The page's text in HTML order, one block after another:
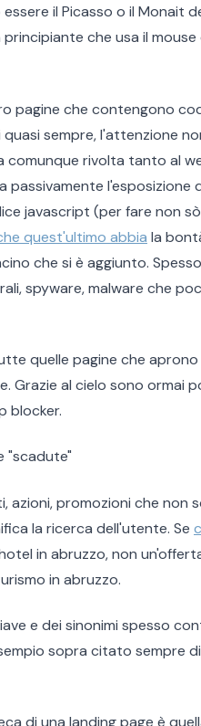
il Picasso o il Monait
che usa il
pagine che contengono
sempre, l'attenzione
comunque rivolta tanto al
passivamente l'esposizione
javascript (per fare non
quest'ultimo abbia la
che si è aggiunto.
spyware, malware che
quelle pagine che
Grazie al cielo sono ormai
blocker.
"scadute"
azioni, promozioni che non
la ricerca dell'utente. Se
in abruzzo, non
in abruzzo.
e dei sinonimi spesso
sopra citato sempre